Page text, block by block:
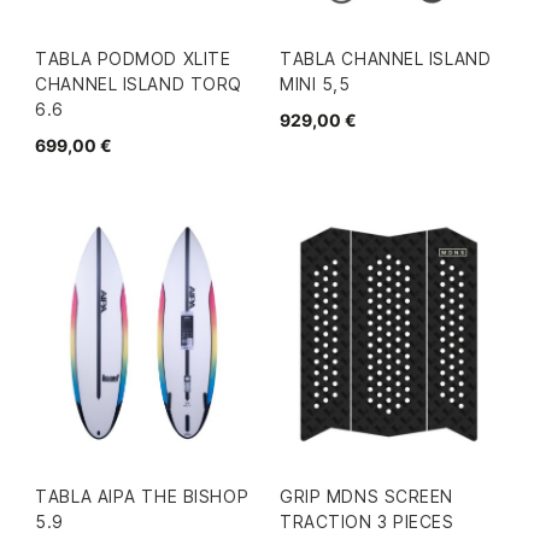
TABLA PODMOD XLITE
CHANNEL ISLAND TORQ
6.6
699,00 €
TABLA CHANNEL ISLAND
MINI 5,5
929,00 €
TABLA AIPA THE BISHOP
5.9
GRIP MDNS SCREEN
TRACTION 3 PIECES